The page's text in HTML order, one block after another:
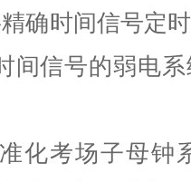
确时间信号定
间信号的弱电
化考场子母钟